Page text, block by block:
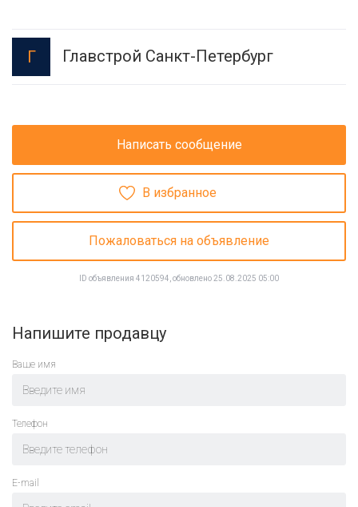
Г Главстрой Санкт-Петербург
Написать сообщение
В избранное
Пожаловаться на объявление
ID объявления 4120594, обновлено 25.08.2025 05:00
Напишите продавцу
Ваше имя
Телефон
E-mail